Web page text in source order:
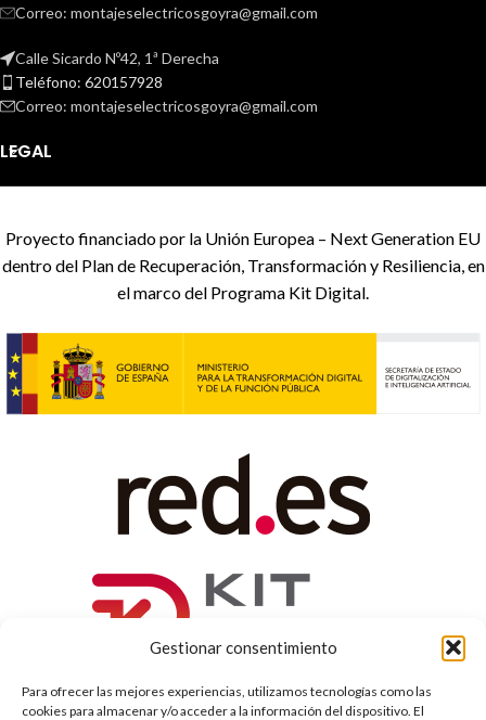
Gestionar consentimiento
Para ofrecer las mejores experiencias, utilizamos tecnologías como las
cookies para almacenar y/o acceder a la información del dispositivo. El
Correo: montajeselectricosgoyra@gmail.com
Calle Sicardo Nº42, 1ª Derecha
Teléfono: 620157928
Correo: montajeselectricosgoyra@gmail.com
LEGAL
Proyecto financiado por la Unión Europea – Next Generation EU
dentro del Plan de Recuperación, Transformación y Resiliencia, en
el marco del Programa Kit Digital.